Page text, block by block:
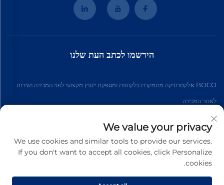
הירשמו לכתב העת שלנו
BOCO אלקטרוניקה מתמקדת בלקוחות ומספקת ייעוץ מקצועי לפני המכירה ושירות
לאחר המכירה
We value your privacy
We use cookies and similar tools to provide our services.
If you don't want to accept all cookies, click Personalize
cookies.